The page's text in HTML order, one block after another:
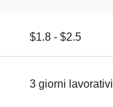
$1.8 - $2.5
3 giorni lavorativi